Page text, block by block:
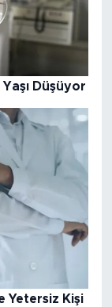
Düşüyor
Yetersiz Kişi